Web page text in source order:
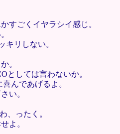
すごくイヤラシイ感じ。
リしない。
。
しては言わないか。
んであげるよ。
い。
、ったく。
よ。